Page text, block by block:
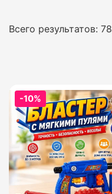
Всего результатов: 78
-10%